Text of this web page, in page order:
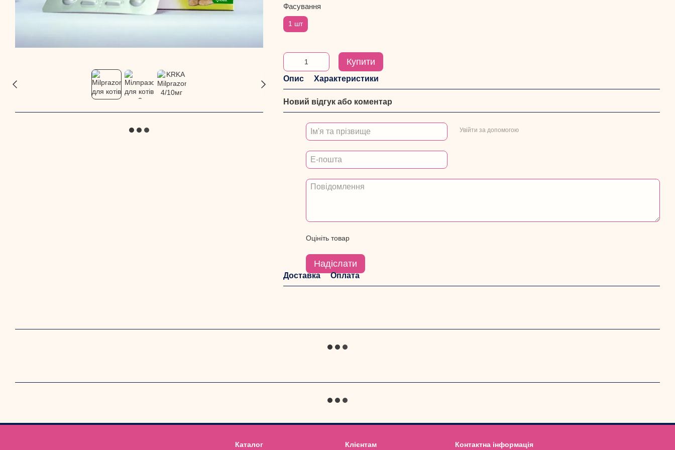
Фасування
1 шт
Купити
Опис Характеристики
Новий відгук або коментар
Увійти за допомогою
Оцініть товар
Надіслати
Доставка Оплата
Каталог Клієнтам Контактна інформація